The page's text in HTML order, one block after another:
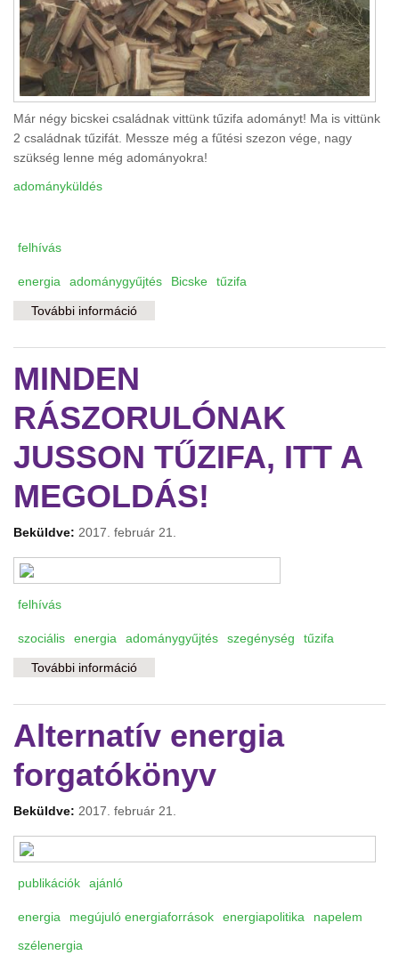
Már négy bicskei családnak vittünk tűzifa adományt! Ma is vittünk
2 családnak tűzifát. Messze még a fűtési szezon vége, nagy
szükség lenne még adományokra!
adományküldés
felhívás
energia adománygyűjtés Bicske tűzifa
További információ
MINDEN
RÁSZORULÓNAK
JUSSON TŰZIFA, ITT A
MEGOLDÁS!
Beküldve: 2017. február 21.
felhívás
szociális energia adománygyűjtés szegénység tűzifa
További információ
Alternatív energia
forgatókönyv
Beküldve: 2017. február 21.
publikációk ajánló
energia megújuló energiaforrások energiapolitika
napelem
szélenergia